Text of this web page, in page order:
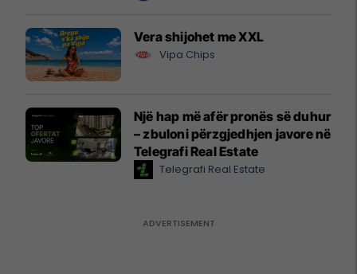
Vera shijohet me XXL
Vipa Chips
Një hap më afër pronës së duhur
– zbuloni përzgjedhjen javore në
Telegrafi Real Estate
Telegrafi Real Estate